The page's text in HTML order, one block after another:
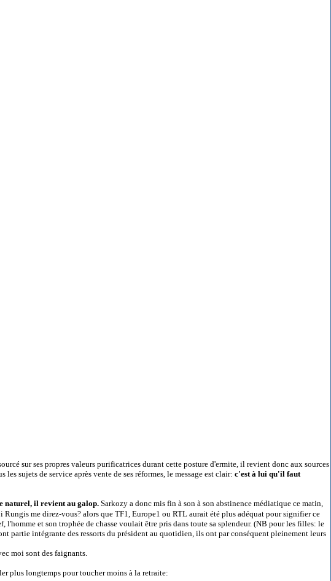
sur ses propres valeurs purificatrices durant cette posture d'ermite, il revient donc aux sources
sujets de service après vente de ses réformes, le message est clair: c'est à lui qu'il faut
naturel, il revient au galop. Sarkozy a donc mis fin à son à son abstinence médiatique ce matin,
Rungis me direz-vous? alors que TF1, Europe1 ou RTL aurait été plus adéquat pour signifier ce
et son trophée de chasse voulait être pris dans toute sa splendeur. (NB pour les filles: le
partie intégrante des ressorts du président au quotidien, ils ont par conséquent pleinement leurs
moi sont des faignants.
plus longtemps pour toucher moins à la retraite: